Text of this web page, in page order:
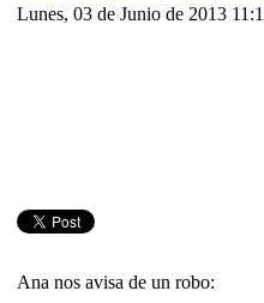
Lunes, 03 de Junio de 2013
Ana nos avisa de un robo: